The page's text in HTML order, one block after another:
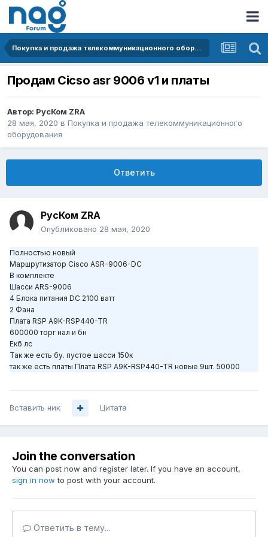
Покупка и продажа телекоммуникационного оборудования
Продам Cicso asr 9006 v1 и платы
Автор: РусКом ZRA
28 мая, 2020 в Покупка и продажа телекоммуникационного
оборудования
Ответить
РусКом ZRA
Опубликовано 28 мая, 2020
Полностью новый
Маршрутизатор Cisco ASR-9006-DC
В комплекте
Шасси ARS-9006
4 Блока питания DC 2100 ватт
2 Фана
Плата RSP A9K-RSP440-TR
600000 торг нал и бн
Екб лс
Так же есть бу. пустое шасси 150к
так же есть платы Плата RSP A9K-RSP440-TR новые 9шт. 50000
Вставить ник Цитата
Join the conversation
You can post now and register later. If you have an account,
sign in now to post with your account.
Ответить в тему...